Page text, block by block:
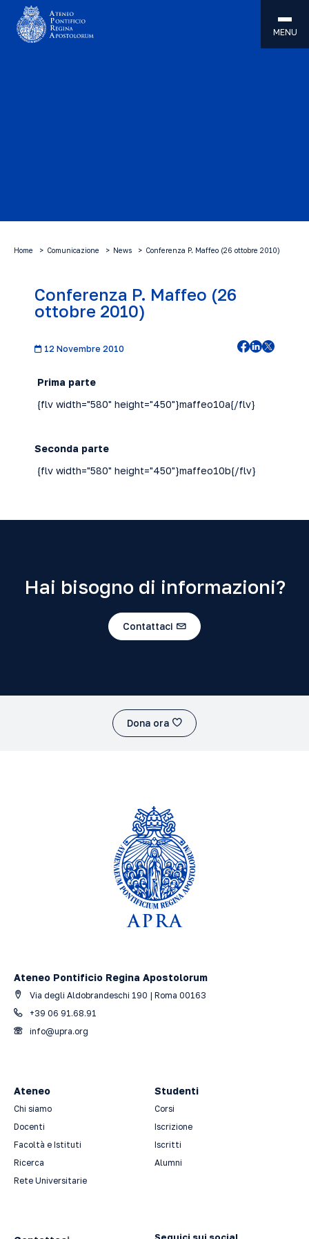
MENU
Home Comunicazione News Conferenza P. Maffeo (26 ottobre 2010)
Conferenza P. Maffeo (26
ottobre 2010)
12 Novembre 2010
Prima parte
{flv width="580" height="450"}maffeo10a{/flv}
Seconda parte
{flv width="580" height="450"}maffeo10b{/flv}
Hai bisogno di informazioni?
Contattaci
Dona ora
Ateneo Pontificio Regina Apostolorum
Via degli Aldobrandeschi 190 | Roma 00163
+39 06 91.68.91
info@upra.org
Ateneo
Chi siamo
Docenti
Facoltà e Istituti
Ricerca
Rete Universitarie
Studenti
Corsi
Iscrizione
Iscritti
Alumni